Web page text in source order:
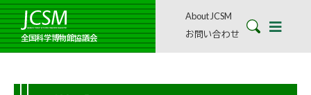
全国科学博物館協議会
About JCSM
お問い合わせ